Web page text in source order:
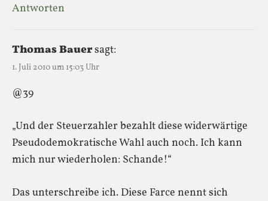
Antworten
Thomas Bauersagt:
1. Juli 2010 um 15:03 Uhr
@39
„Und der Steuerzahler bezahlt diese widerwärtige
Pseudodemokratische Wahl auch noch. Ich kann
mich nur wiederholen: Schande!“
Das unterschreibe ich. Diese Farce nennt sich